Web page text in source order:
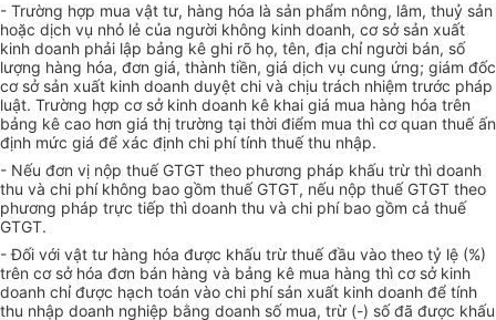
- Trường hợp mua vật tư, hàng hóa là sản phẩm nông, lâm, thuỷ sản
hoặc dịch vụ nhỏ lẻ của người không kinh doanh, cơ sở sản xuất
kinh doanh phải lập bảng kê ghi rõ họ, tên, địa chỉ người bán, số
lượng hàng hóa, đơn giá, thành tiền, giá dịch vụ cung ứng; giám đốc
cơ sở sản xuất kinh doanh duyệt chi và chịu trách nhiệm trước pháp
luật. Trường hợp cơ sở kinh doanh kê khai giá mua hàng hóa trên
bảng kê cao hơn giá thị trường tại thời điểm mua thì cơ quan thuế ấn
định mức giá để xác định chi phí tính thuế thu nhập.
- Nếu đơn vị nộp thuế GTGT theo phương pháp khấu trừ thì doanh
thu và chi phí không bao gồm thuế GTGT, nếu nộp thuế GTGT theo
phương pháp trực tiếp thì doanh thu và chi phí bao gồm cả thuế
GTGT.
- Đối với vật tư hàng hóa được khấu trừ thuế đầu vào theo tỷ lệ (%)
trên cơ sở hóa đơn bán hàng và bảng kê mua hàng thì cơ sở kinh
doanh chỉ được hạch toán vào chi phí sản xuất kinh doanh để tính
thu nhập doanh nghiệp bằng doanh số mua, trừ (-) số đã được khấu